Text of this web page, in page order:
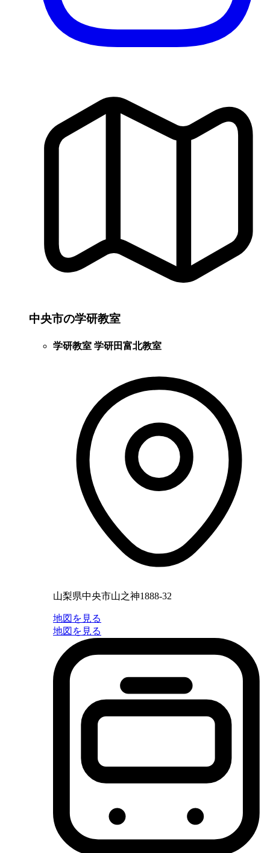
中央市の学研教室
学研教室 学研田富北教室
山梨県中央市山之神1888-32
地図を見る
地図を見る